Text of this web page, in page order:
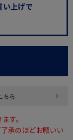
上げで
ちら
す。
承のほどお願いい